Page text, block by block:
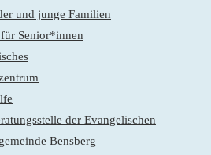
und junge Familien
Senior*innen
der Evangelischen
Bensberg